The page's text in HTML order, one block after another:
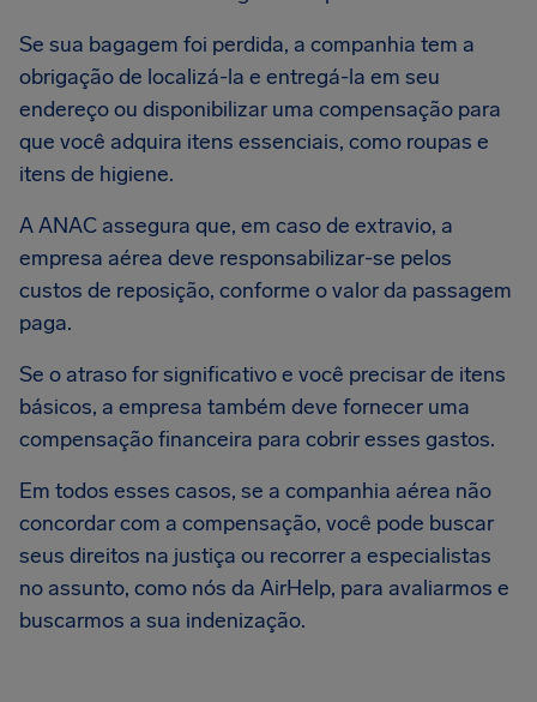
Se sua bagagem foi perdida, a companhia tem a
obrigação de localizá-la e entregá-la em seu
endereço ou disponibilizar uma compensação para
que você adquira itens essenciais, como roupas e
itens de higiene.
A ANAC assegura que, em caso de extravio, a
empresa aérea deve responsabilizar-se pelos
custos de reposição, conforme o valor da passagem
paga.
Se o atraso for significativo e você precisar de itens
básicos, a empresa também deve fornecer uma
compensação financeira para cobrir esses gastos.
Em todos esses casos, se a companhia aérea não
concordar com a compensação, você pode buscar
seus direitos na justiça ou recorrer a especialistas
no assunto, como nós da AirHelp, para avaliarmos e
buscarmos a sua indenização.